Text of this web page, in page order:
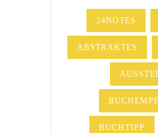
24NOTES
ABSTRAKTES
BUCHTIPP